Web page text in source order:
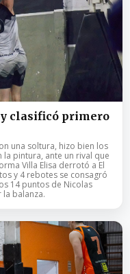
clasificó primero
una soltura, hizo bien los
pintura, ante un rival que
Villa Elisa derrotó a El
y 4 rebotes se consagró
14 puntos de Nicolas
balanza.